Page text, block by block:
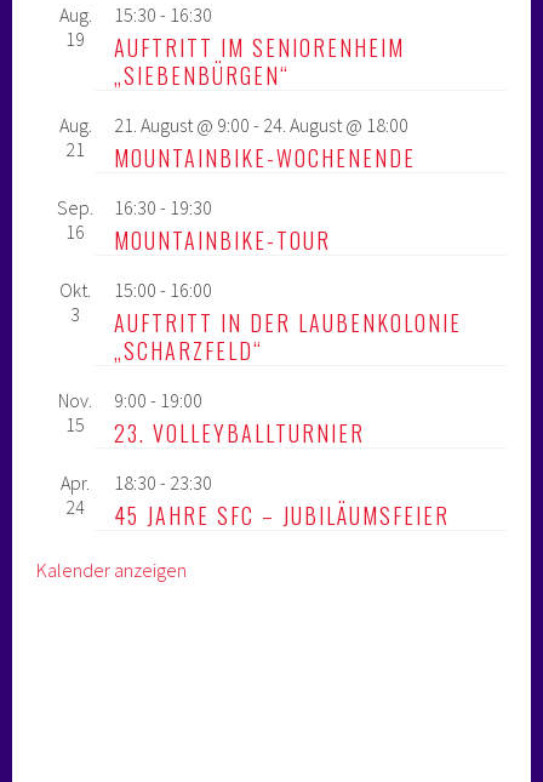
Aug.
19
15:30 - 16:30
AUFTRITT IM SENIORENHEIM
„SIEBENBÜRGEN“
Aug.
21
21. August @ 9:00 - 24. August @ 18:00
MOUNTAINBIKE-WOCHENENDE
Sep.
16
16:30 - 19:30
MOUNTAINBIKE-TOUR
Okt.
3
15:00 - 16:00
AUFTRITT IN DER LAUBENKOLONIE
„SCHARZFELD“
Nov.
15
9:00 - 19:00
23. VOLLEYBALLTURNIER
Apr.
24
18:30 - 23:30
45 JAHRE SFC – JUBILÄUMSFEIER
Kalender anzeigen